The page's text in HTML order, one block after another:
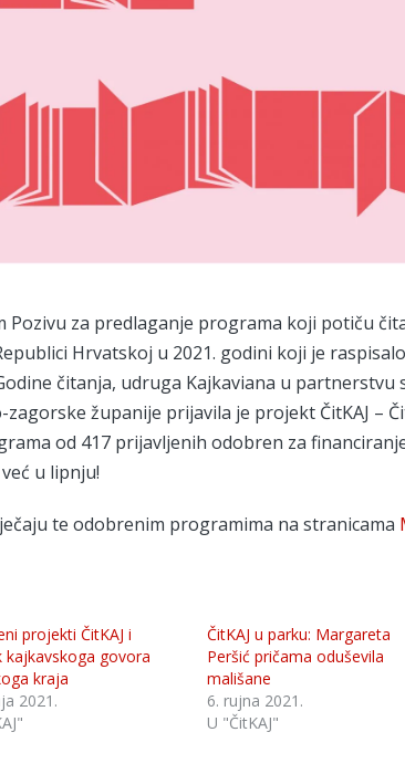
Pozivu za predlaganje programa koji potiču
Hrvatskoj u 2021. godini koji je
čitanja, udruga Kajkaviana u partnerstvu
zagorske županije prijavila je projekt ČitKAJ –
od 417 prijavljenih odobren za
u lipnju!
te odobrenim programima na stranicama
projekti ČitKAJ i
kajkavskoga govora
kraja
2021.
ČitKAJ u parku: Margareta
Peršić pričama oduševila
mališane
6. rujna 2021.
U "ČitKAJ"